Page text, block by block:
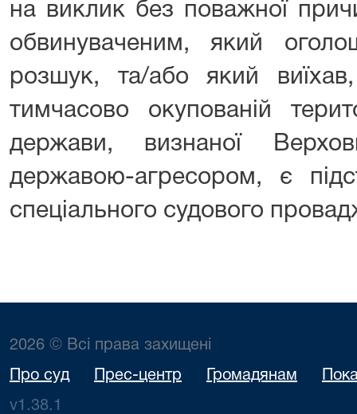
на виклик без поважної
обвинуваченим, який
розшук, та/або який
тимчасово окупованій
держави, визнаної
державою-агресором, є
спеціального судового
2026 © Всі права захищені
Про суд Прес-центр Громадянам
v1.38.1